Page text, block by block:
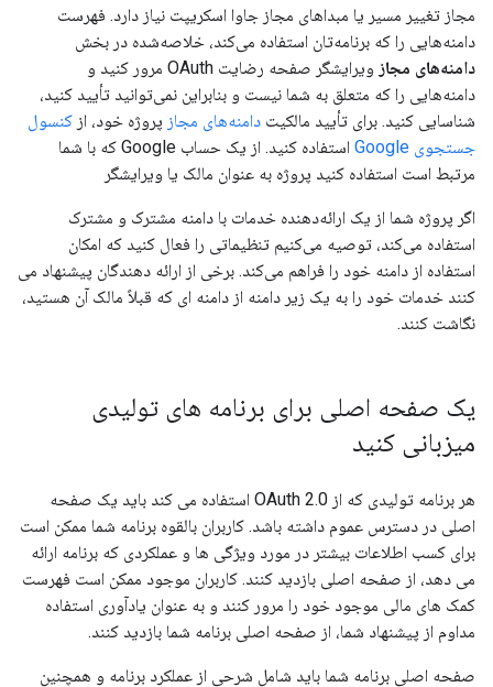
مجاز تغییر مسیر یا مبداهای مجاز جاوا اسکریپت نیاز دارد. فهرست
دامنه‌هایی را که برنامه‌تان استفاده می‌کند، خلاصه‌شده در بخش
دامنه‌های مجاز
ویرایشگر صفحه رضایت OAuth مرور کنید و
دامنه‌هایی را که متعلق به شما نیست و بنابراین نمی‌توانید تأیید کنید،
شناسایی کنید. برای تأیید مالکیت دامنه‌های مجاز پروژه خود، از کنسول
جستجوی Google
استفاده کنید. از یک حساب Google که با شما
مرتبط است استفاده کنید پروژه به عنوان مالک یا ویرایشگر
اگر پروژه شما از یک ارائه‌دهنده خدمات با دامنه مشترک و مشترک
استفاده می‌کند، توصیه می‌کنیم تنظیماتی را فعال کنید که امکان
استفاده از دامنه خود را فراهم می‌کند. برخی از ارائه دهندگان پیشنهاد می
کنند خدمات خود را به یک زیر دامنه از دامنه ای که قبلاً مالک آن هستید،
نگاشت کنند.
یک صفحه اصلی برای برنامه های تولیدی
میزبانی کنید
هر برنامه تولیدی که از OAuth 2.0 استفاده می کند باید یک صفحه
اصلی در دسترس عموم داشته باشد. کاربران بالقوه برنامه شما ممکن است
برای کسب اطلاعات بیشتر در مورد ویژگی ها و عملکردی که برنامه ارائه
می دهد، از صفحه اصلی بازدید کنند. کاربران موجود ممکن است فهرست
کمک های مالی موجود خود را مرور کنند و به عنوان یادآوری استفاده
مداوم از پیشنهاد شما، از صفحه اصلی برنامه شما بازدید کنند.
صفحه اصلی برنامه شما باید شامل شرحی از عملکرد برنامه و همچنین